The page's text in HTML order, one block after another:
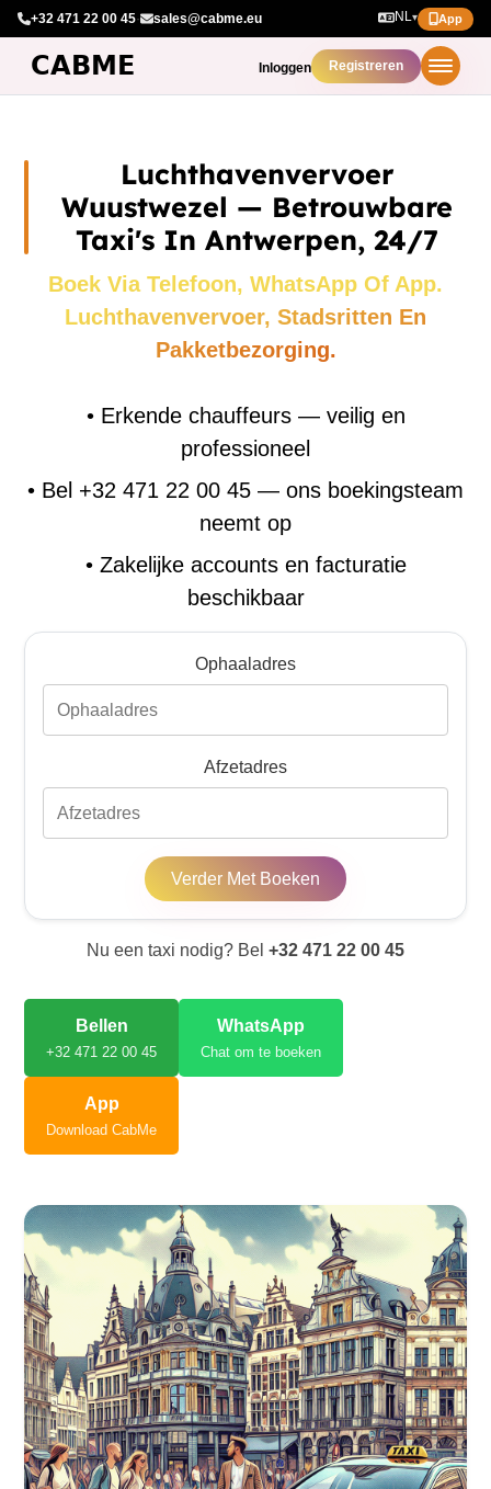
+32 471 22 00 45· sales@cabme.eu NL▾ App
Inloggen Registreren
Luchthavenvervoer
Wuustwezel — Betrouwbare
Taxi's In Antwerpen, 24/7
Boek Via Telefoon, WhatsApp Of App.
Luchthavenvervoer, Stadsritten En
Pakketbezorging.
• Erkende chauffeurs — veilig en
professioneel
• Bel +32 471 22 00 45 — ons boekingsteam
neemt op
• Zakelijke accounts en facturatie
beschikbaar
Ophaaladres
Afzetadres
Verder Met Boeken
Nu een taxi nodig? Bel +32 471 22 00 45
Bellen
+32 471 22 00 45
WhatsApp
Chat om te boeken
App
Download CabMe